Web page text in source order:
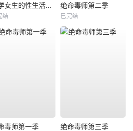
大学女生的性生活第一季
结
绝命毒师第二季
已完结
毒师第一季 绝命毒师第三季